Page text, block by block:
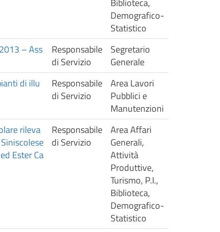
Biblioteca,
Demografico-
Statistico
– Ass
Responsabile
di Servizio
Segretario
Generale
di illu
Responsabile
di Servizio
Area Lavori
Pubblici e
Manutenzioni
rileva
Ester Ca
Responsabile
di Servizio
Area Affari
Generali,
Attività
Produttive,
Turismo, P.I.,
Biblioteca,
Demografico-
Statistico